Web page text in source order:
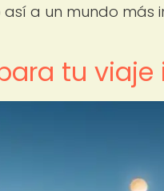
a un mundo más
tu